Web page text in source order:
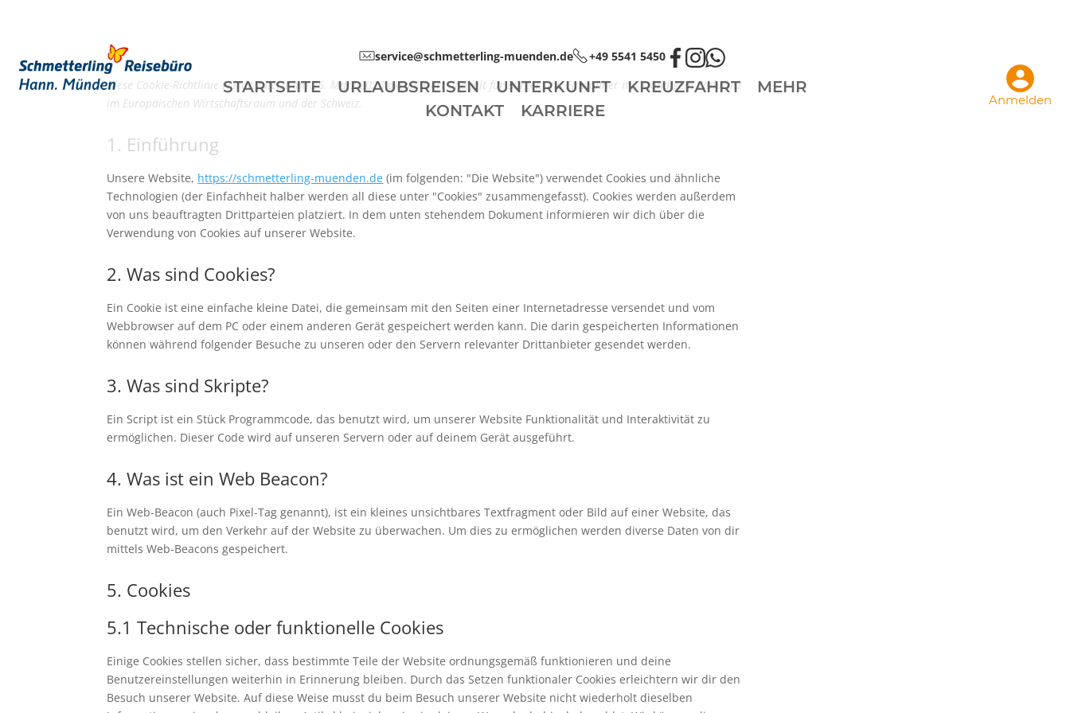
service@schmetterling-muenden.de +49 5541 5450
Anmelden
STARTSEITE URLAUBSREISEN UNTERKUNFT KREUZFAHRT
MEHR
KONTAKT
KARRIERE
Diese Cookie-Richtlinie wurde zuletzt am 26. März 2026 aktualisiert und gilt für Bürger und Einwohner mit ständigem Wohnsitz
im Europäischen Wirtschaftsraum und der Schweiz.
1. Einführung
Unsere Website, https://schmetterling-muenden.de (im folgenden: "Die Website") verwendet Cookies und ähnliche
Technologien (der Einfachheit halber werden all diese unter "Cookies" zusammengefasst). Cookies werden außerdem
von uns beauftragten Drittparteien platziert. In dem unten stehendem Dokument informieren wir dich über die
Verwendung von Cookies auf unserer Website.
2. Was sind Cookies?
Ein Cookie ist eine einfache kleine Datei, die gemeinsam mit den Seiten einer Internetadresse versendet und vom
Webbrowser auf dem PC oder einem anderen Gerät gespeichert werden kann. Die darin gespeicherten Informationen
können während folgender Besuche zu unseren oder den Servern relevanter Drittanbieter gesendet werden.
3. Was sind Skripte?
Ein Script ist ein Stück Programmcode, das benutzt wird, um unserer Website Funktionalität und Interaktivität zu
ermöglichen. Dieser Code wird auf unseren Servern oder auf deinem Gerät ausgeführt.
4. Was ist ein Web Beacon?
Ein Web-Beacon (auch Pixel-Tag genannt), ist ein kleines unsichtbares Textfragment oder Bild auf einer Website, das
benutzt wird, um den Verkehr auf der Website zu überwachen. Um dies zu ermöglichen werden diverse Daten von dir
mittels Web-Beacons gespeichert.
5. Cookies
5.1 Technische oder funktionelle Cookies
Einige Cookies stellen sicher, dass bestimmte Teile der Website ordnungsgemäß funktionieren und deine
Benutzereinstellungen weiterhin in Erinnerung bleiben. Durch das Setzen funktionaler Cookies erleichtern wir dir den
Besuch unserer Website. Auf diese Weise musst du beim Besuch unserer Website nicht wiederholt dieselben